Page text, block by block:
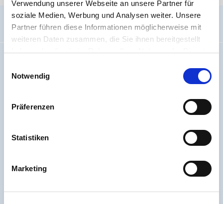
Verwendung unserer Webseite an unsere Partner für
soziale Medien, Werbung und Analysen weiter. Unsere
Partner führen diese Informationen möglicherweise mit
weiteren Daten zusammen, die Sie ihnen bereitgestellt
haben oder die sie im Rahmen Ihrer Nutzung der Dienste
Cookies, wenn Sie unsere Webseite weiterhin nutzen.
Notwendig
Präferenzen
Statistiken
Marketing
General information
About us